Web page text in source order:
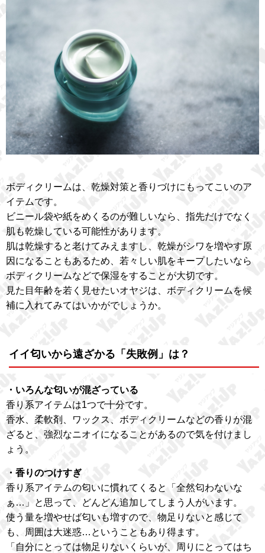
ボディクリームは、乾燥対策と香りづけにもってこいのア
イテムです。
ビニール袋や紙をめくるのが難しいなら、指先だけでなく
肌も乾燥している可能性があります。
肌は乾燥すると老けてみえますし、乾燥がシワを増やす原
因になることもあるため、若々しい肌をキープしたいなら
ボディクリームなどで保湿をすることが大切です。
見た目年齢を若く見せたいオヤジは、ボディクリームを候
補に入れてみてはいかがでしょうか。
イイ匂いから遠ざかる「失敗例」は？
・いろんな匂いが混ざっている
香り系アイテムは1つで十分です。
香水、柔軟剤、ワックス、ボディクリームなどの香りが混
ざると、強烈なニオイになることがあるので気を付けまし
ょう。
・香りのつけすぎ
香り系アイテムの匂いに慣れてくると「全然匂わないな
ぁ…」と思って、どんどん追加してしまう人がいます。
使う量を増やせば匂いも増すので、物足りないと感じて
も、周囲は大迷惑…ということもあり得ます。
「自分にとっては物足りないくらいが、周りにとってはち